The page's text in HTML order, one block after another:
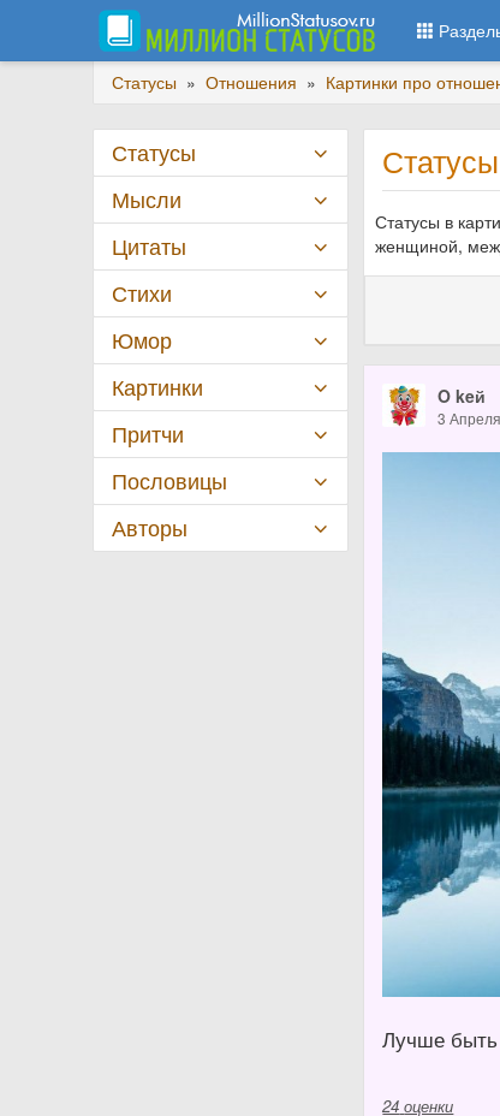
Статусы » Отношения » Картинки про
Статусы в
женщиной,
O keй
3
Лучше
24 оценки
Статусы
Мысли
Цитаты
Стихи
Юмор
Картинки
Притчи
Пословицы
Авторы